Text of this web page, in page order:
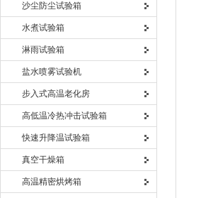
沙尘防尘试验箱
水煮试验箱
淋雨试验箱
盐水喷雾试验机
步入式高温老化房
高低温冷热冲击试验箱
快速升降温试验箱
真空干燥箱
高温精密烘烤箱